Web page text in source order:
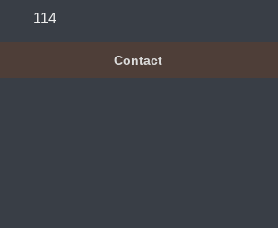
114
Contact